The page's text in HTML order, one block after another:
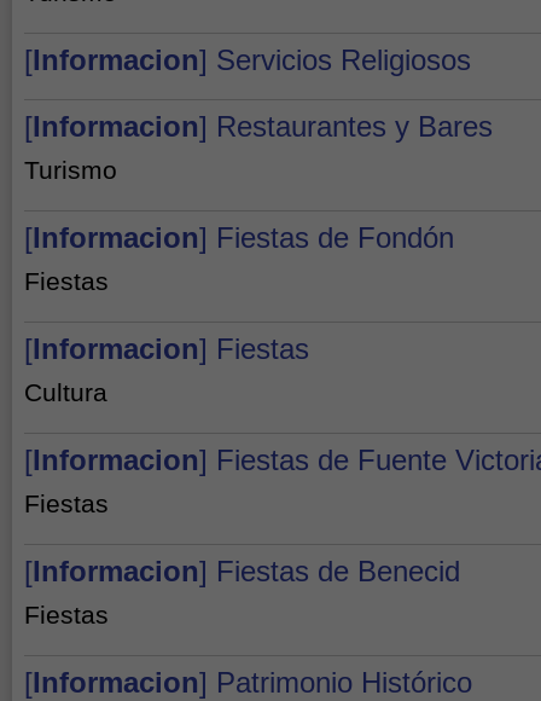
[Informacion] Servicios Religiosos
[Informacion] Restaurantes y Bares
Turismo
[Informacion] Fiestas de Fondón
Fiestas
[Informacion] Fiestas
Cultura
[Informacion] Fiestas de Fuente
Fiestas
[Informacion] Fiestas de Benecid
Fiestas
[Informacion] Patrimonio Histórico